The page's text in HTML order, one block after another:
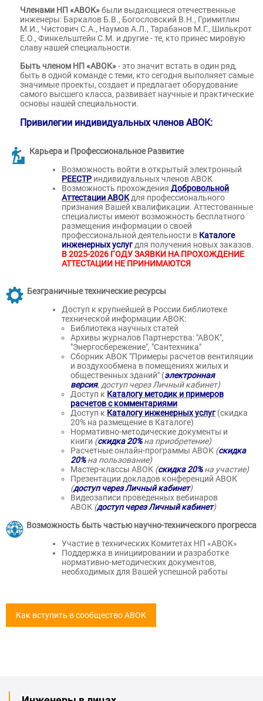
Членами НП «АВОК»были выдающиеся отечественные
инженеры: Баркалов Б.В., Богословский В.Н., Гримитлин
М.И., Чистович С.А., Наумов А.Л., Тарабанов М.Г., Шилькрот
Е.О., Финкельштейн С.М. и другие - те, кто принес мировую
славу нашей специальности.
Быть членом НП «АВОК»- это значит встать в один ряд,
быть в одной команде с теми, кто сегодня выполняет самые
значимые проекты, создает и предлагает оборудование
самого высшего класса, развивает научные и практические
основы нашей специальности.
Привилегии индивидуальных членов АВОК:
Карьера и Профессиональное Развитие
Возможность войти в открытый электронный
РЕЕСТР индивидуальных членов АВОК
Возможность прохождения Добровольной
Аттестации АВОКдля профессионального
признания Вашей квалификации. Аттестованные
специалисты имеют возможность бесплатного
размещения информации о своей
профессиональной деятельности в Каталоге
инженерных услугдля получения новых заказов.
В 2025-2026 ГОДУ ЗАЯВКИ НА ПРОХОЖДЕНИЕ
АТТЕСТАЦИИ НЕ ПРИНИМАЮТСЯ
Безграничные технические ресурсы
Доступ к крупнейшей в России библиотеке
технической информации АВОК:
Библиотека научных статей
Архивы журналов Партнерства: "АВОК",
"Энергосбережение", "Сантехника"
Сборник АВОК "Примеры расчетов вентиляции
и воздухообмена в помещениях жилых и
общественных зданий" (электронная
версия, доступ через Личный кабинет)
Доступ к Каталогу методик и примеров
расчетов с комментариями
Доступ к Каталогу инженерных услуг(скидка
20% на размещение в Каталоге)
Нормативно-методические документы и
книги (скидка 20%на приобретение)
Расчетные онлайн-программы АВОК (скидка
20%на пользование)
Мастер-классы АВОК (скидка 20% на участие)
Презентации докладов конференций АВОК
(доступ черезЛичный кабинет)
Видеозаписи проведенных вебинаров
АВОК (доступ черезЛичный кабинет)
Возможность быть частью научно-технического прогресса
Участие в технических Комитетах НП «АВОК»
Поддержка в инициировании и разработке
нормативно-методических документов,
необходимых для Вашей успешной работы
Как вступить в сообщество АВОК